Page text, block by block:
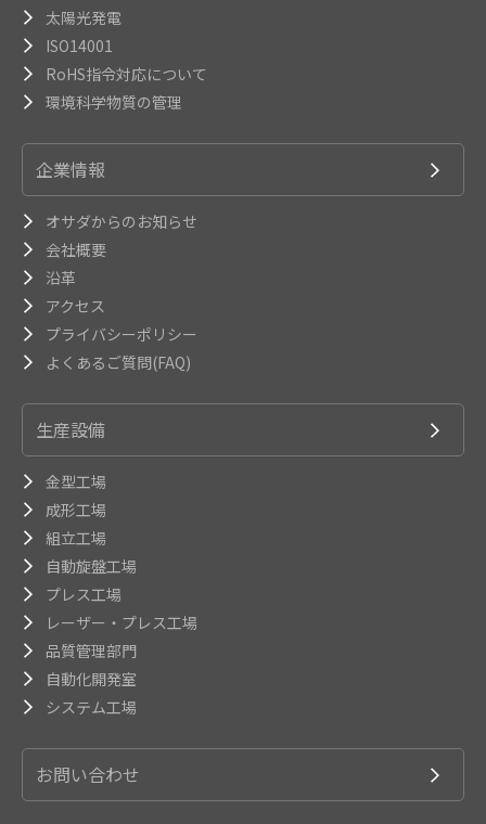
太陽光発電
ISO14001
RoHS指令対応について
環境科学物質の管理
企業情報
オサダからのお知らせ
会社概要
沿革
アクセス
プライバシーポリシー
よくあるご質問(FAQ)
生産設備
金型工場
成形工場
組立工場
自動旋盤工場
プレス工場
レーザー・プレス工場
品質管理部門
自動化開発室
システム工場
お問い合わせ